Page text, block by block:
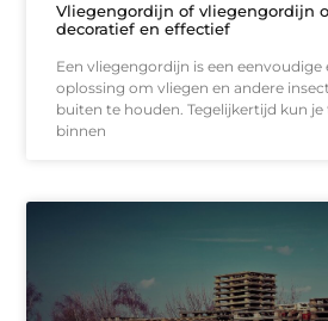
Vliegengordijn of vliegengordijn
decoratief en effectief
Een vliegengordijn is een eenvoudige
oplossing om vliegen en andere
buiten te houden. Tegelijkertijd kun
binnen